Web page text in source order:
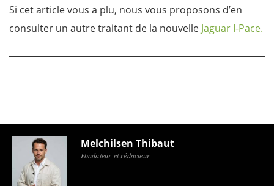
Si cet article vous a plu, nous vous proposons d’en
consulter un autre traitant de la nouvelle Jaguar I-Pace.
Melchilsen Thibaut
Fondateur et rédacteur